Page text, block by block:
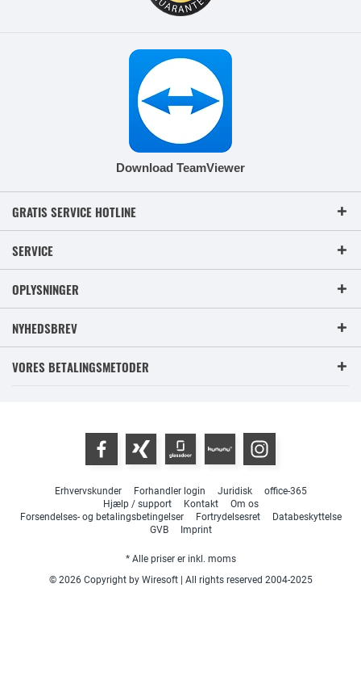
Download TeamViewer
GRATIS SERVICE HOTLINE
SERVICE
OPLYSNINGER
NYHEDSBREV
VORES BETALINGSMETODER
Erhvervskunder Forhandler login Juridisk
office-365
Hjælp / support
Kontakt
Om os
Forsendelses- og betalingsbetingelser
Fortrydelsesret
Databeskyttelse
GVB
Imprint
* Alle priser er inkl. moms
© 2026 Copyright by Wiresoft | All rights reserved 2004-2025